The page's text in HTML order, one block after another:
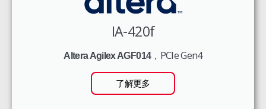
IA-420f
Altera Agilex AGF014，PCIe Gen4
了解更多